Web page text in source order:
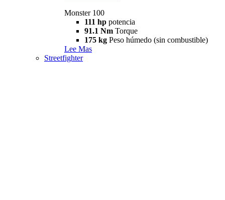
Monster 100
111 hp potencia
91.1 Nm Torque
175 kg Peso húmedo (sin combustible)
Lee Mas
Streetfighter